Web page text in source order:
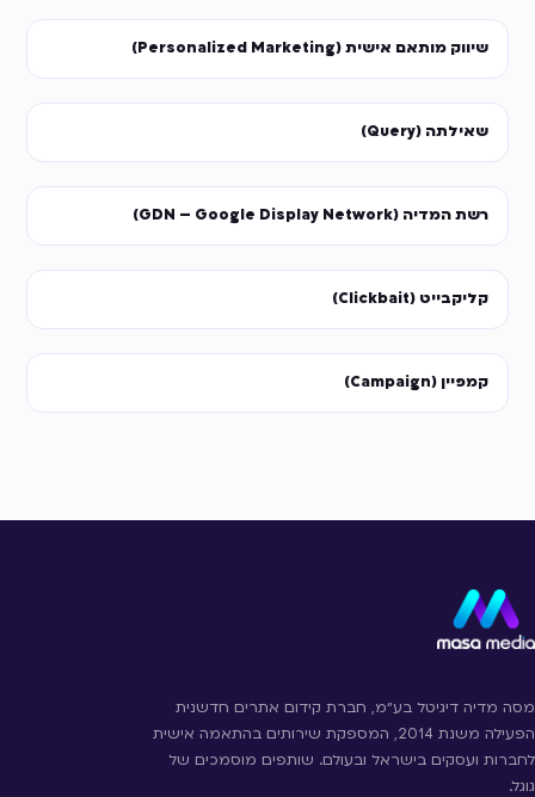
שיווק מותאם אישית (Personalized Marketing)
שאילתה (Query)
רשת המדיה (GDN – Google Display Network)
קליקבייט (Clickbait)
קמפיין (Campaign)
מסה מדיה דיגיטל בע״מ, חברת קידום אתרים חדשנית
הפעילה משנת 2014, המספקת שירותים בהתאמה אישית
לחברות ועסקים בישראל ובעולם. שותפים מוסמכים של
גוגל.